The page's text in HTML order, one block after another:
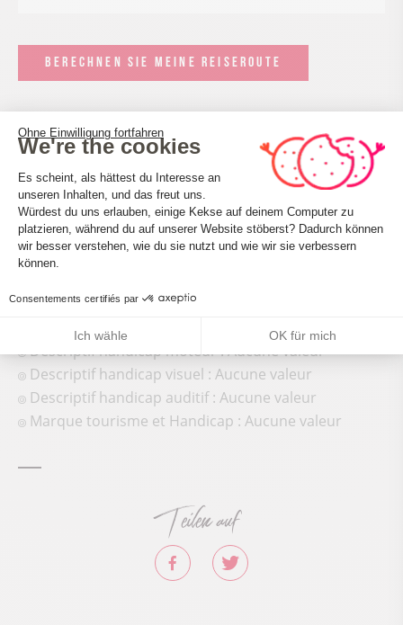
BERECHNEN SIE MEINE REISEROUTE
Accueil des personnes en situation de handicap
Tourisme adapté : Aucune valeur
roulant : Aucune valeur
Descriptif handicap mental : Aucune valeur
Descriptif handicap moteur : Aucune valeur
Descriptif handicap visuel : Aucune valeur
Descriptif handicap auditif : Aucune valeur
Marque tourisme et Handicap : Aucune valeur
Teilen auf
Ohne Einwilligung fortfahren
We're the cookies
Einwilligungsmanagementplattform:
Es scheint, als hättest du Interesse an
unseren Inhalten, und das freut uns.
Würdest du uns erlauben, einige Kekse auf deinem Computer zu
platzieren, während du auf unserer Website stöberst? Dadurch können
wir besser verstehen, wie du sie nutzt und wie wir sie verbessern
können.
Consentements certifiés par
Ich wähle OK für mich
Axeptio consent